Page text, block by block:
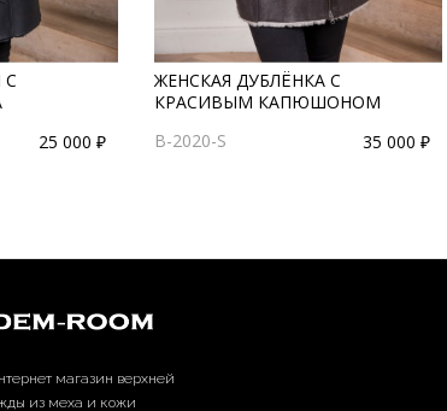
С
25 000 ₽
ЖЕНСКАЯ ДУБЛЁНКА С
КРАСИВЫМ КАПЮШОНОМ
B-2020-S
35 000 ₽
магазин верхней
из меха и кожи